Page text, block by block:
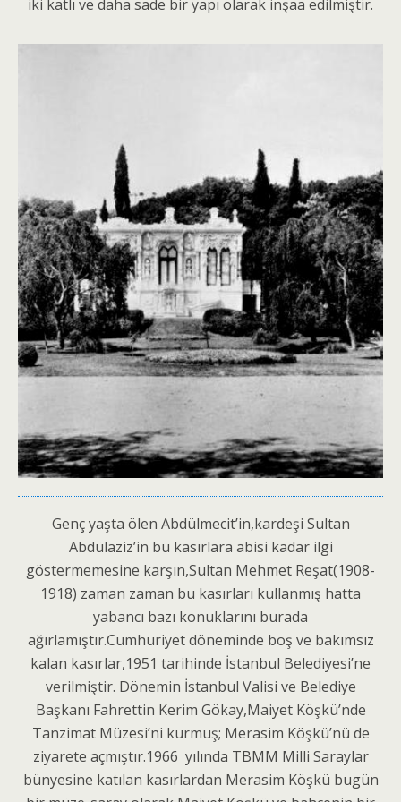
iki katlı ve daha sade bir yapı olarak inşaa edilmiştir.
Genç yaşta ölen Abdülmecit’in,kardeşi Sultan
Abdülaziz’in bu kasırlara abisi kadar ilgi
göstermemesine karşın,Sultan Mehmet Reşat(1908-
1918) zaman zaman bu kasırları kullanmış hatta
yabancı bazı konuklarını burada
ağırlamıştır.Cumhuriyet döneminde boş ve bakımsız
kalan kasırlar,1951 tarihinde İstanbul Belediyesi’ne
verilmiştir. Dönemin İstanbul Valisi ve Belediye
Başkanı Fahrettin Kerim Gökay,Maiyet Köşkü’nde
Tanzimat Müzesi’ni kurmuş; Merasim Köşkü’nü de
ziyarete açmıştır.1966 yılında TBMM Milli Saraylar
bünyesine katılan kasırlardan Merasim Köşkü bugün